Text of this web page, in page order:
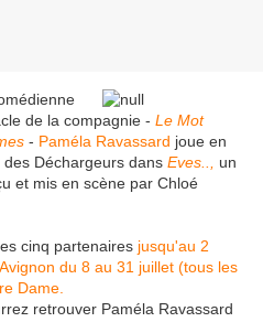
de la compagnie - Le Mot
- Paméla Ravassard joue en
Déchargeurs dans Eves..
un
et mis en scène par Chloé
cinq partenaires jusqu'au 2
du 8 au 31 juillet (tous les
Dame.
retrouver Paméla Ravassard